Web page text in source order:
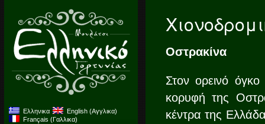
Ελληνικα English (Αγγλικα)
Français (Γαλλικα)
Οστρακίνα
Στον ορεινό
κορυφή της
κέντρα της